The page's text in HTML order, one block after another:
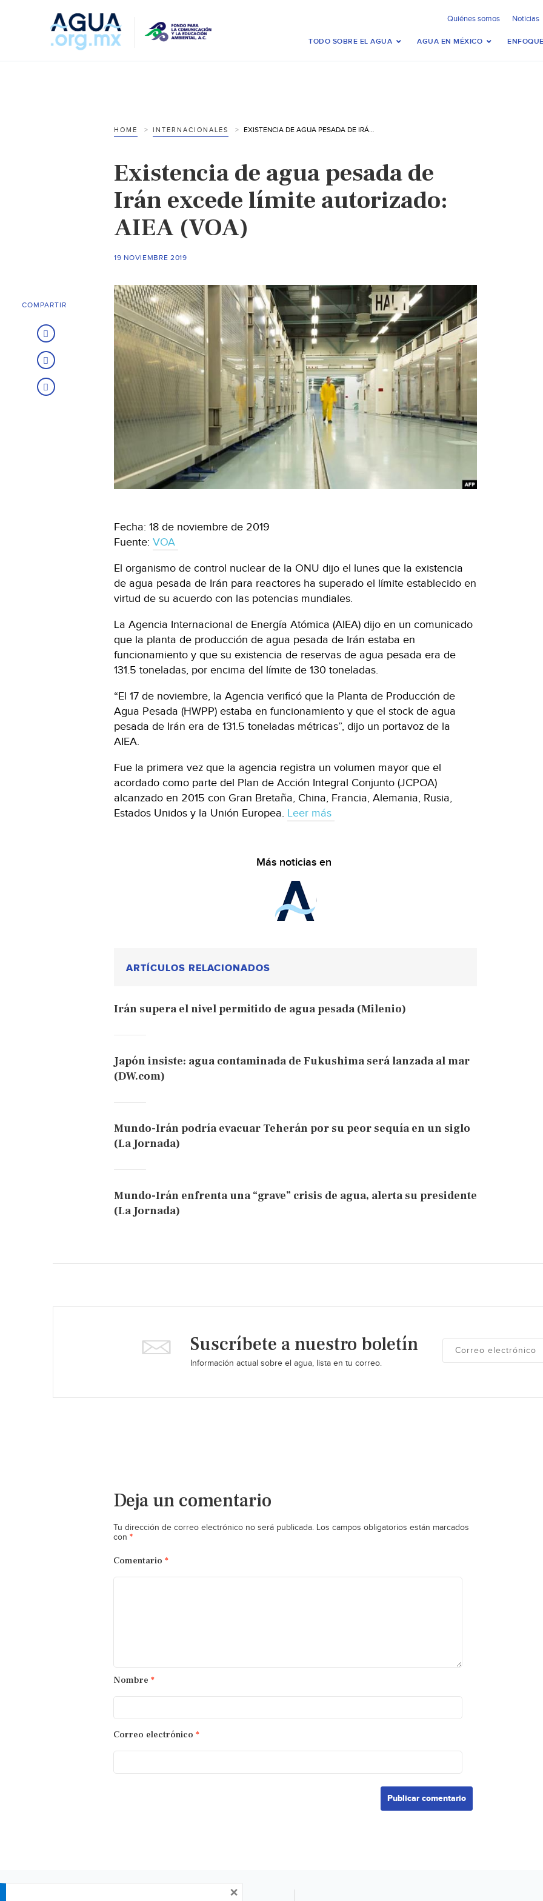
Quiénes somos Noticias
TODO SOBRE EL AGUA AGUA EN MÉXICO
HOME INTERNACIONALES EXISTENCIA DE AGUA PESADA DE IRÁN EXCEDE LÍMITE AUTORIZADO: AIEA (VOA)
Existencia de agua pesada de
Irán excede límite autorizado:
AIEA (VOA)
19 NOVIEMBRE 2019
Fecha: 18 de noviembre de 2019
Fuente: VOA
El organismo de control nuclear de la ONU dijo el lunes que la existencia
de agua pesada de Irán para reactores ha superado el límite establecido en
virtud de su acuerdo con las potencias mundiales.
La Agencia Internacional de Energía Atómica (AIEA) dijo en un comunicado
que la planta de producción de agua pesada de Irán estaba en
funcionamiento y que su existencia de reservas de agua pesada era de
131.5 toneladas, por encima del límite de 130 toneladas.
“El 17 de noviembre, la Agencia verificó que la Planta de Producción de
Agua Pesada (HWPP) estaba en funcionamiento y que el stock de agua
pesada de Irán era de 131.5 toneladas métricas”, dijo un portavoz de la
AIEA.
Fue la primera vez que la agencia registra un volumen mayor que el
acordado como parte del Plan de Acción Integral Conjunto (JCPOA)
alcanzado en 2015 con Gran Bretaña, China, Francia, Alemania, Rusia,
Estados Unidos y la Unión Europea. Leer más
Más noticias en
ARTÍCULOS RELACIONADOS
Irán supera el nivel permitido de agua pesada (Milenio)
Japón insiste: agua contaminada de Fukushima será lanzada al mar
(DW.com)
Mundo-Irán podría evacuar Teherán por su peor sequía en un siglo
(La Jornada)
Mundo-Irán enfrenta una “grave” crisis de agua, alerta su presidente
(La Jornada)
COMPARTIR
Suscríbete a nuestro boletín
Información actual sobre el agua, lista en tu correo.
Deja un comentario
Tu dirección de correo electrónico no será publicada. Los campos obligatorios están marcados
con *
Comentario *
Nombre *
Correo electrónico *
×